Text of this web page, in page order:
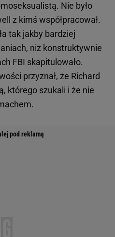
Nie było
z kimś współpracował.
tak jakby bardziej
niż konstruktywnie
FBI skapitulowało.
przyznał, że Richard
którego szukali i że nie